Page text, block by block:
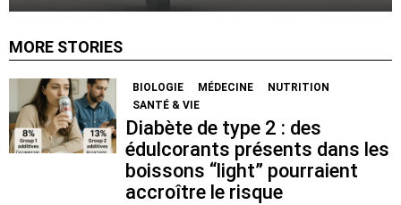
MORE STORIES
BIOLOGIE MÉDECINE
NUTRITION
SANTÉ & VIE
Diabète de type 2 : des
édulcorants présents dans les
boissons “light” pourraient
accroître le risque